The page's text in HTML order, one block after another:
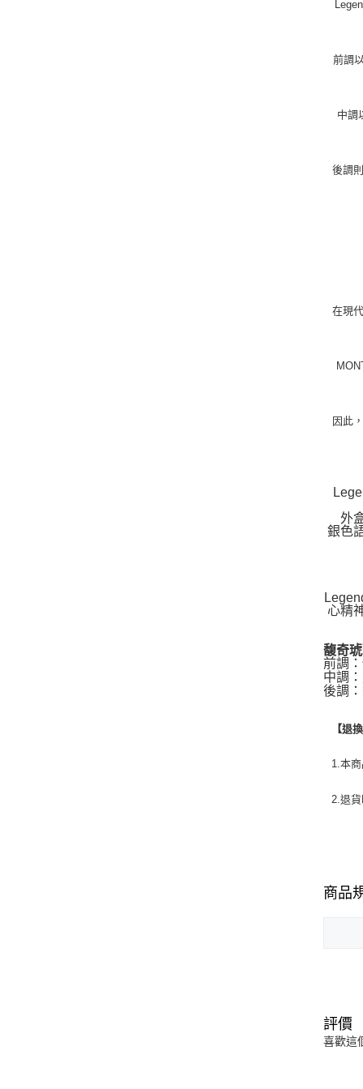
前調
中調
後調
在現
因此
外
銀色
心精
馥奇
前調
中調
後調
【退
1.本
2.退
商品
評價
喜歡這